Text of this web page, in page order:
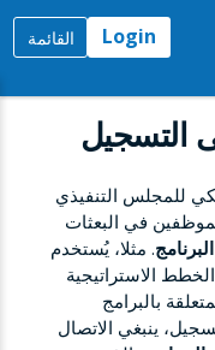
Login القائمة
التسجيل
للمجلس التنفيذي
في البعثات
البرنامج. مثلا، يُستخدم
الاستراتيجية
بالبرامج
ينبغي الاتصال